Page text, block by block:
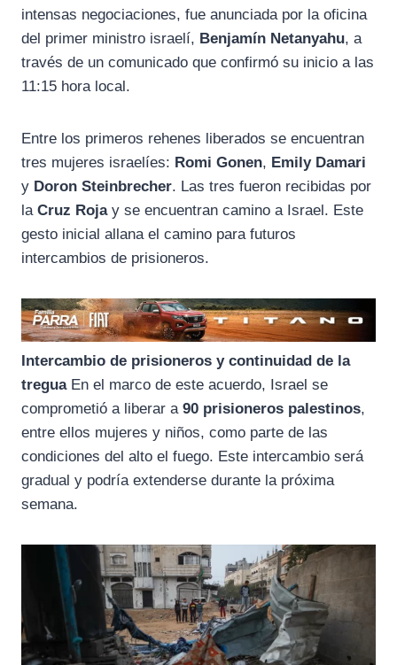
k
m
p
intensas negociaciones, fue anunciada por la oficina
del primer ministro israelí, Benjamín Netanyahu, a
través de un comunicado que confirmó su inicio a las
11:15 hora local.
Entre los primeros rehenes liberados se encuentran
tres mujeres israelíes: Romi Gonen, Emily Damari
y Doron Steinbrecher. Las tres fueron recibidas por
la Cruz Rojay se encuentran camino a Israel. Este
gesto inicial allana el camino para futuros
intercambios de prisioneros.
Intercambio de prisioneros y continuidad de la
treguaEn el marco de este acuerdo, Israel se
comprometió a liberar a 90 prisioneros palestinos,
entre ellos mujeres y niños, como parte de las
condiciones del alto el fuego. Este intercambio será
gradual y podría extenderse durante la próxima
semana.